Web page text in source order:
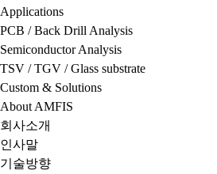
Applications
PCB / Back Drill Analysis
Semiconductor Analysis
TSV / TGV / Glass substrate
Custom & Solutions
About AMFIS
회사소개
인사말
기술방향